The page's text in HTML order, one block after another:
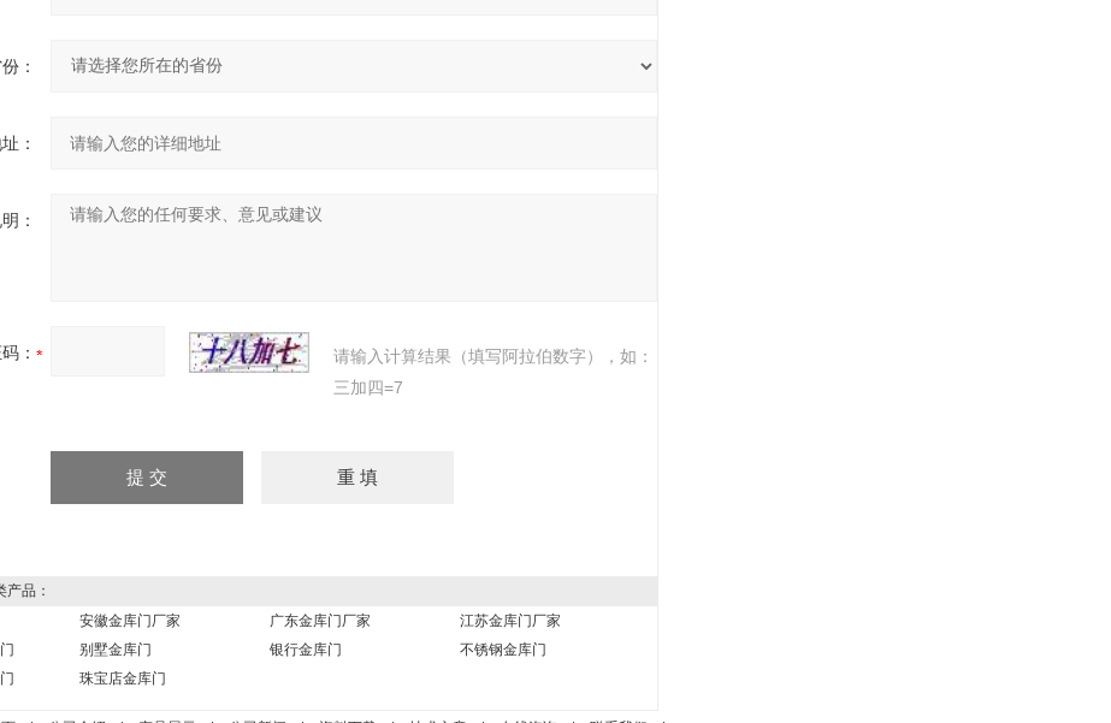
：
：
：
：
请输入计算结果（填写阿拉伯数字），如：
三加四=7
品：
安徽金库门厂家 广东金库门厂家
江苏金库门厂家
别墅金库门 银行金库门
不锈钢金库门
珠宝店金库门